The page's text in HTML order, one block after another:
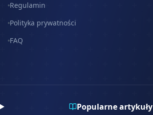
Regulamin
Polityka prywatności
FAQ
Popularne artykuły